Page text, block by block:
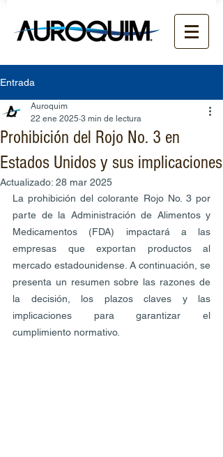
Entrada
Prohibición del Rojo No. 3 en
Estados Unidos y sus implicaciones
Auroquim
22 ene 2025 3 min de lectura
Actualizado: 28 mar 2025
La prohibición del colorante Rojo No. 3 por
parte de la Administración de Alimentos y
Medicamentos (FDA) impactará a las
empresas que exportan productos al
mercado estadounidense. A continuación, se
presenta un resumen sobre las razones de
la decisión, los plazos claves y las
implicaciones para garantizar el
cumplimiento normativo.